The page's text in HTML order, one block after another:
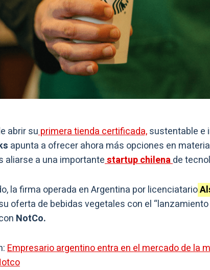
abrir suprimera tienda certificada,sustentable e
apunta a ofrecer ahora más opciones en
aliarse a una importantestartup chilenade
la firma operada en Argentina por licenciatario
oferta de bebidas vegetales con el
NotCo.
Empresario argentino entra en el mercado de la